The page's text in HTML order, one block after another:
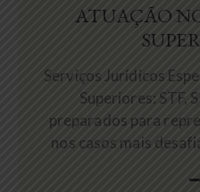
ATUAÇÃO
Serviços Jurídicos
Superiores: STF,
preparados para
nos casos mais